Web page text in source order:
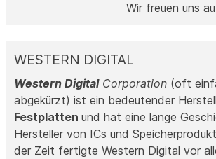
Wir freuen uns
WESTERN DIGITAL
Western DigitalCorporation (oft
abgekürzt) ist ein bedeutender
Festplatten und hat eine lange
Hersteller von ICs und
der Zeit fertigte Western Digital vor